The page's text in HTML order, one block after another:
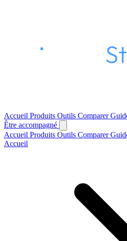
Accueil Produits Outils Comparer
Être accompagné
Accueil Produits Outils Comparer
Accueil